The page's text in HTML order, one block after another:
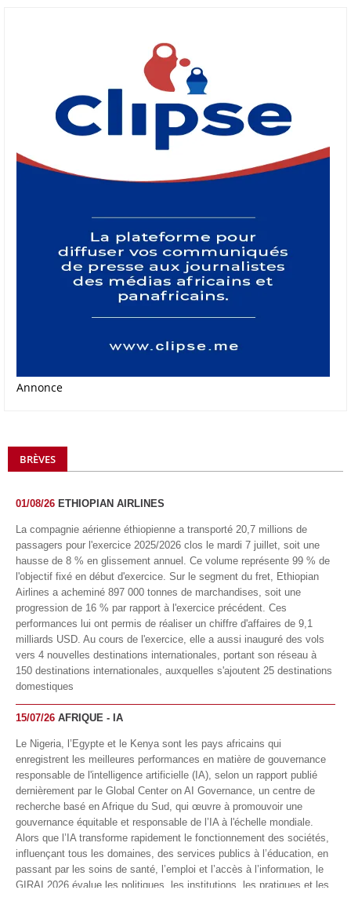
Annonce
BRÈVES
01/08/26 ETHIOPIAN AIRLINES
La compagnie aérienne éthiopienne a transporté 20,7 millions de
passagers pour l'exercice 2025/2026 clos le mardi 7 juillet, soit une
hausse de 8 % en glissement annuel. Ce volume représente 99 % de
l'objectif fixé en début d'exercice. Sur le segment du fret, Ethiopian
Airlines a acheminé 897 000 tonnes de marchandises, soit une
progression de 16 % par rapport à l'exercice précédent. Ces
performances lui ont permis de réaliser un chiffre d'affaires de 9,1
milliards USD. Au cours de l'exercice, elle a aussi inauguré des vols
vers 4 nouvelles destinations internationales, portant son réseau à
150 destinations internationales, auxquelles s'ajoutent 25 destinations
domestiques
15/07/26 AFRIQUE - IA
Le Nigeria, l’Egypte et le Kenya sont les pays africains qui
enregistrent les meilleures performances en matière de gouvernance
responsable de l'intelligence artificielle (IA), selon un rapport publié
dernièrement par le Global Center on AI Governance, un centre de
recherche basé en Afrique du Sud, qui œuvre à promouvoir une
gouvernance équitable et responsable de l’IA à l'échelle mondiale.
Alors que l’IA transforme rapidement le fonctionnement des sociétés,
influençant tous les domaines, des services publics à l’éducation, en
passant par les soins de santé, l’emploi et l’accès à l’information, le
GIRAI 2026 évalue les politiques, les institutions, les pratiques et les